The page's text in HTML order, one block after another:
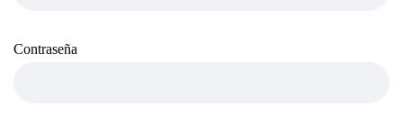
Contraseña